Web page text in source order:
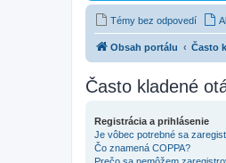
Témy bez odpovedí
Obsah portálu Často
Často kladené
Registrácia a prihlásenie
Je vôbec potrebné sa
Čo znamená COPPA?